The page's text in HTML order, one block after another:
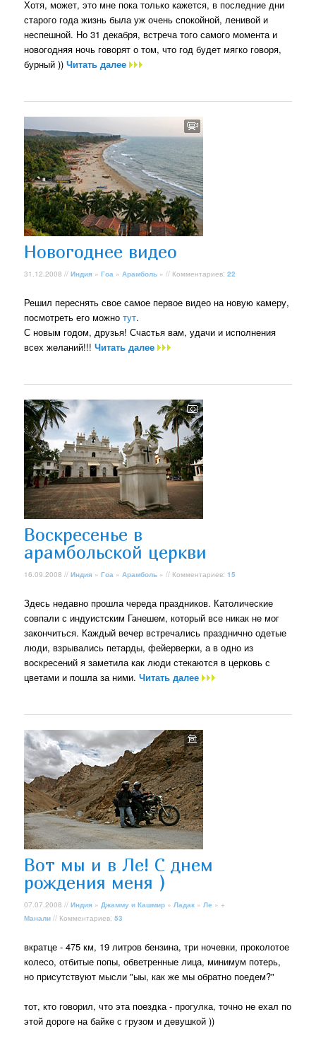
Хотя, может, это мне пока только кажется, в последние дни
старого года жизнь была уж очень спокойной, ленивой и
неспешной. Но 31 декабря, встреча того самого момента и
новогодняя ночь говорят о том, что год будет мягко говоря,
бурный ))Читать далее
Новогоднее видео
31.12.2008 //Индия »Гоа »Арамболь » // Комментариев:22
Решил переснять свое самое первое видео на новую камеру,
посмотреть его можнотут.
С новым годом, друзья! Счаcтья вам, удачи и исполнения
всех желаний!!!Читать далее
Воскресенье в
арамбольской церкви
16.09.2008 //Индия »Гоа »Арамболь » // Комментариев:15
Здесь недавно прошла череда праздников. Католические
совпали с индуистским Ганешем, который все никак не мог
закончиться. Каждый вечер встречались празднично одетые
люди, взрывались петарды, фейерверки, а в одно из
воскресений я заметила как люди стекаются в церковь с
цветами и пошла за ними.Читать далее
Вот мы и в Ле! С днем
рождения меня )
07.07.2008 //Индия » Джамму и Кашмир »Ладак »Ле » +
Манали // Комментариев:53
вкратце - 475 км, 19 литров бензина, три ночевки, проколотое
колесо, отбитые попы, обветренные лица, минимум потерь,
но присутствуют мысли "ыы, как же мы обратно поедем?"
тот, кто говорил, что эта поездка - прогулка, точно не ехал по
этой дороге на байке с грузом и девушкой ))